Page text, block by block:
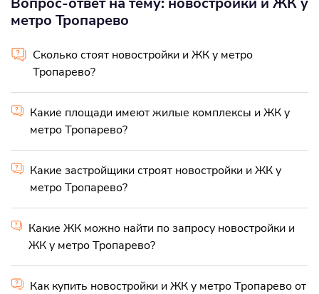
метро Тропарево
Сколько стоят новостройки и ЖК у метро
Тропарево?
Какие площади имеют жилые комплексы и ЖК у
метро Тропарево?
Какие застройщики строят новостройки и ЖК у
метро Тропарево?
Какие ЖК можно найти по запросу новостройки и
ЖК у метро Тропарево?
Как купить новостройки и ЖК у метро Тропарево от